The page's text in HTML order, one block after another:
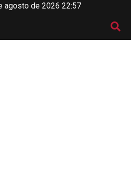
agosto de 2026 22:57